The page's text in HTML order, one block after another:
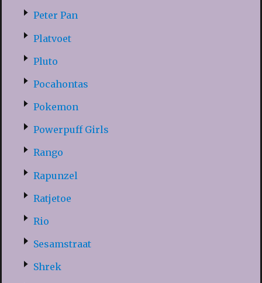
Peter Pan
Platvoet
Pluto
Pocahontas
Pokemon
Powerpuff Girls
Rango
Rapunzel
Ratjetoe
Rio
Sesamstraat
Shrek